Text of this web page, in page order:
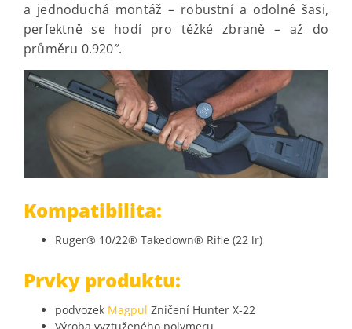
a jednoduchá montáž – robustní a odolné šasi,
perfektně se hodí pro těžké zbraně – až do
průměru 0.920″.
Kompatibilita:
Ruger® 10/22® Takedown® Rifle (22 lr)
Prvky produktu:
podvozek Magpul Zničení Hunter X-22
Výroba vyztuženého polymeru